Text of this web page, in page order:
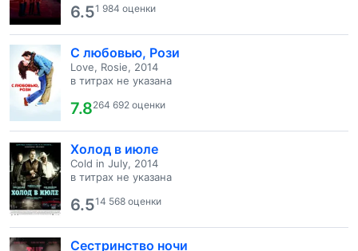
6.51 984 оценки
С любовью, Рози
Love, Rosie, 2014
в титрах не указана
7.8264 692 оценки
Холод в июле
Cold in July, 2014
в титрах не указана
6.514 568 оценки
Сестринство ночи